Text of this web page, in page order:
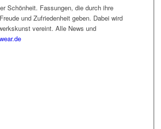
Schönheit. Fassungen, die durch ihre
und Zufriedenheit geben. Dabei wird
vereint. Alle News und